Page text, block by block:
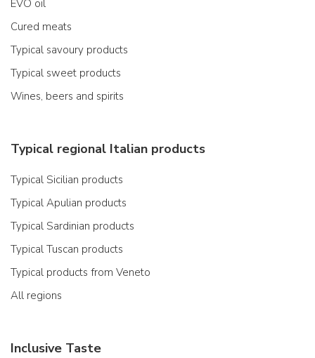
EVO oil
Cured meats
Typical savoury products
Typical sweet products
Wines, beers and spirits
Typical regional Italian products
Typical Sicilian products
Typical Apulian products
Typical Sardinian products
Typical Tuscan products
Typical products from Veneto
All regions
Inclusive Taste